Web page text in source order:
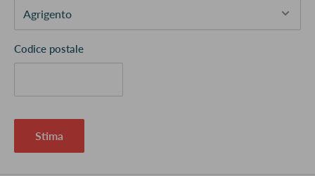
Codice postale
Stima